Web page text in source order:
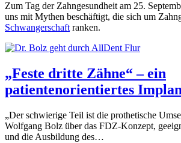
Zum Tag der Zahngesundheit am 25.
uns mit Mythen beschäftigt, die sich um
Schwangerschaft ranken.
„Feste dritte Zähne“ – ein
patientenorientiertes
„Der schwierige Teil ist die prothetische
Wolfgang Bolz über das FDZ-Konzept,
und die Ausbildung des…